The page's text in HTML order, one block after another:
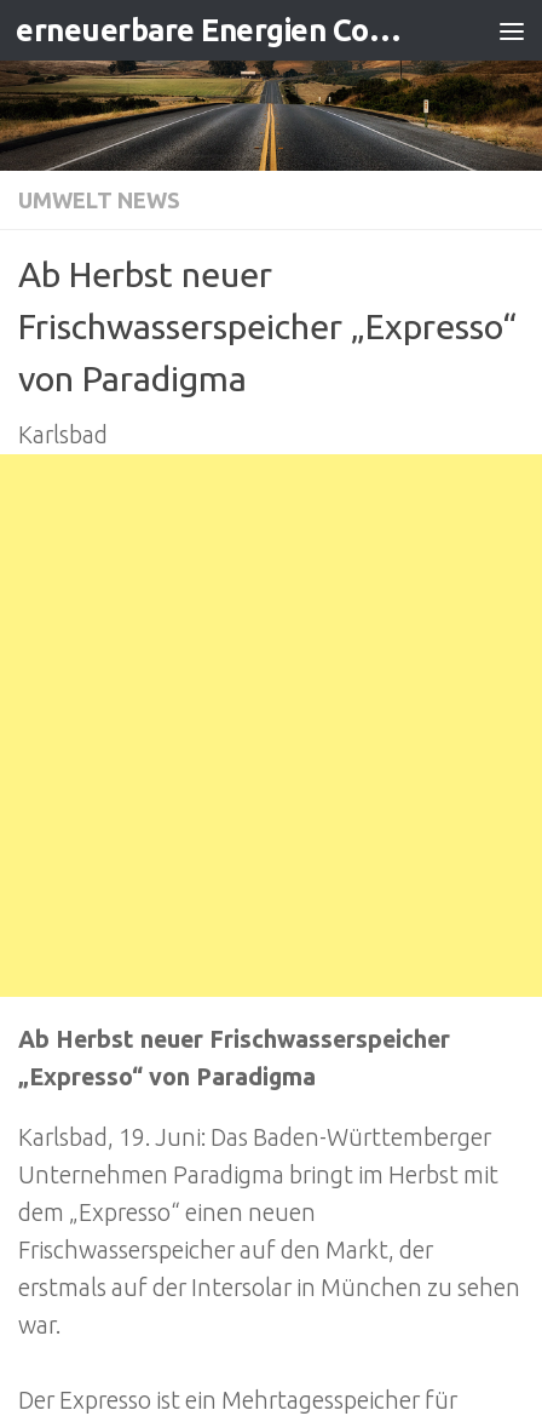
Zum Inhalt springen erneuerbare Energien Contracting
UMWELT NEWS
Ab Herbst neuer
Frischwasserspeicher „Expresso“
von Paradigma
Karlsbad
Ab Herbst neuer Frischwasserspeicher
„Expresso“ von Paradigma
Karlsbad, 19. Juni: Das Baden-Württemberger
Unternehmen Paradigma bringt im Herbst mit
dem „Expresso“ einen neuen
Frischwasserspeicher auf den Markt, der
erstmals auf der Intersolar in München zu sehen
war.
Der Expresso ist ein Mehrtagesspeicher für